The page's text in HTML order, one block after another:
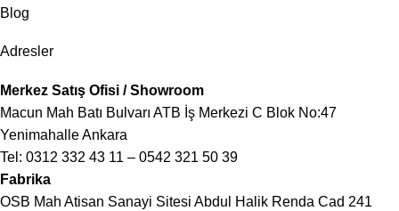
Blog
Adresler
Merkez Satış Ofisi / Showroom
Macun Mah Batı Bulvarı ATB İş Merkezi C Blok No:47
Yenimahalle Ankara
Tel: 0312 332 43 11 – 0542 321 50 39
Fabrika
OSB Mah Atisan Sanayi Sitesi Abdul Halik Renda Cad 241